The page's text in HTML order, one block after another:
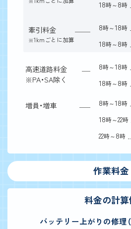
18時～8時
牽引料金
※1kmごとに加算
8時～18時
18時～8時
高速道路料金
※PA・SA除く
8時～18時
18時～8時
増員・増車 8時～18時
18時～22時
22時～8時
作業料金
料金の計算
バッテリー上がりの修理